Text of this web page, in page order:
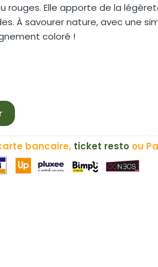
rouges. Elle apporte de la
À savourer nature, avec une
coloré !
bancaire, ticket resto ou